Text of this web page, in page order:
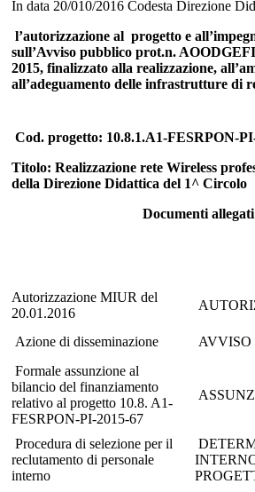
In data 20/010/2016 Codesta Direzione
l’autorizzazione al progetto e
sull’Avviso pubblico prot.n.
2015, finalizzato alla realizzazione,
all’adeguamento delle infrastrutture di
Cod. progetto: 10.8.1.A1-FESRPON-
Titolo: Realizzazione rete Wireless
della Direzione Didattica del 1^ Circolo
Documenti allegati
Autorizzazione MIUR del
20.01.2016
Azione di disseminazione
AVVISO
Formale assunzione al
bilancio del finanziamento
relativo al progetto 10.8. A1-
FESRPON-PI-2015-67
Procedura di selezione per il
reclutamento di personale
interno